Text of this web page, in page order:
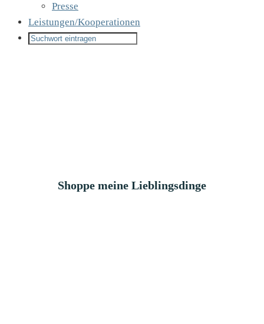
Presse
Leistungen/Kooperationen
Shoppe meine Lieblingsdinge